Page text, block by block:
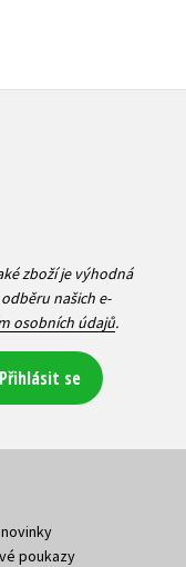
zboží je výhodná
našich e-
osobních údajů.
Přihlásit se
poukazy